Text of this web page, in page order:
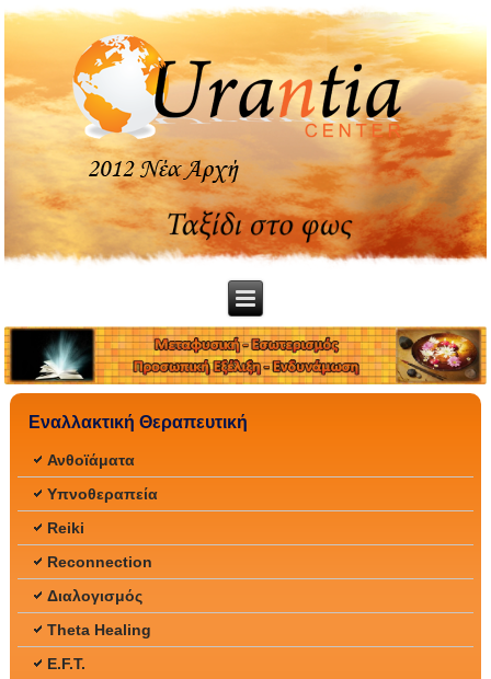
Εναλλακτική Θεραπευτική
Ανθοϊάματα
Υπνοθεραπεία
Reiki
Reconnection
Διαλογισμός
Theta Healing
E.F.T.